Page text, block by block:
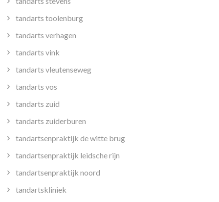
tandarts toolenburg
tandarts verhagen
tandarts vink
tandarts vleutenseweg
tandarts vos
tandarts zuid
tandarts zuiderburen
tandartsenpraktijk de witte brug
tandartsenpraktijk leidsche rijn
tandartsenpraktijk noord
tandartskliniek